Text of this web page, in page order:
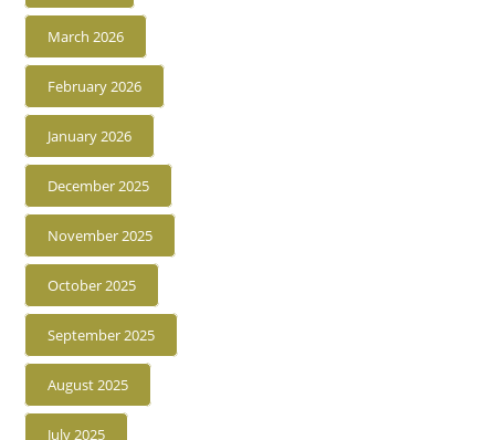
March 2026
February 2026
January 2026
December 2025
November 2025
October 2025
September 2025
August 2025
July 2025